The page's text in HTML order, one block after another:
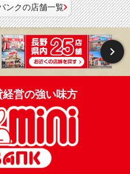
ンクの店舗一覧
営の強い味方